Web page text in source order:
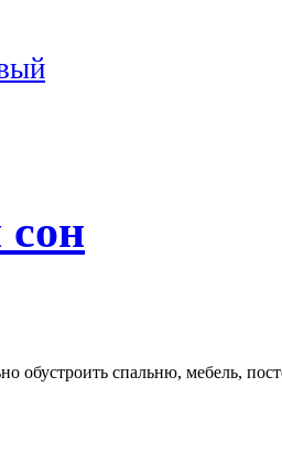
обустроить спальню, мебель,